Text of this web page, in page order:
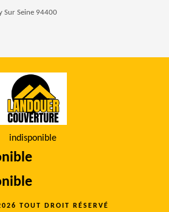
Sur Seine 94400
indisponible
TOUT DROIT RÉSERVÉ